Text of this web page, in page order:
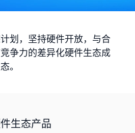
划，坚持硬件开放，与合
争力的差异化硬件生态成
。
生态产品